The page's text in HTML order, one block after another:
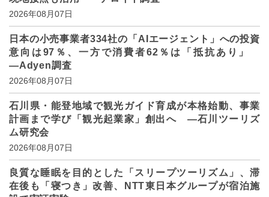
2026年08月07日
日本の小売事業者334社の「AIエージェント」への投資
意向は97％、一方で消費者62％は「抵抗あり」
―Adyen調査
2026年08月07日
石川県・能登地域で観光ガイド育成が本格始動、事業
計画まで学び「観光起業家」創出へ ―石川ツーリズ
ム研究会
2026年08月07日
良質な睡眠を目的とした「スリープツーリズム」、滞
在後も「寝つき」改善、NTT東日本グループが宿泊施